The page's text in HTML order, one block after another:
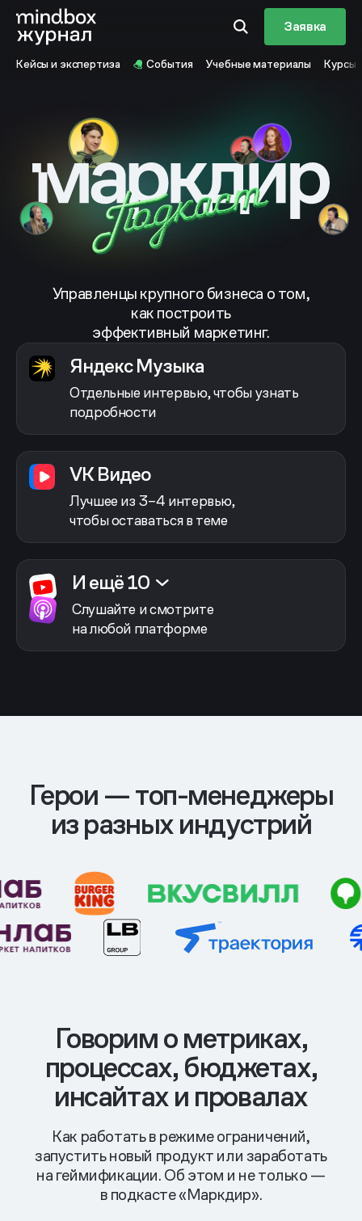
Заявка
Кейсы и экспертиза События Учебные материалы Курсы
Управленцы крупного бизнеса о том,
как построить
эффективный маркетинг.
Яндекс Музыка
Отдельные интервью, чтобы узнать
подробности
VK Видео
Лучшее из 3–4 интервью,
чтобы оставаться в теме
И ещё 10
Слушайте и смотрите
на любой платформе
Герои — топ-менеджеры
из разных индустрий
Говорим о метриках,
процессах, бюджетах,
инсайтах и провалах
Как работать в режиме ограничений,
запустить новый продукт или заработать
на геймификации. Об этом и не только —
в подкасте «Маркдир».